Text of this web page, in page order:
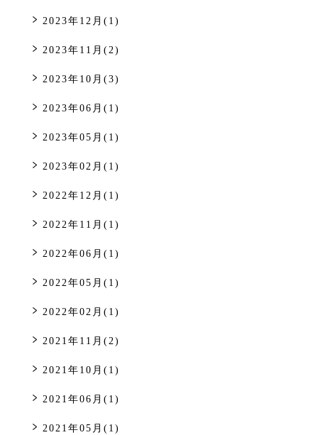
2023年12月(1)
2023年11月(2)
2023年10月(3)
2023年06月(1)
2023年05月(1)
2023年02月(1)
2022年12月(1)
2022年11月(1)
2022年06月(1)
2022年05月(1)
2022年02月(1)
2021年11月(2)
2021年10月(1)
2021年06月(1)
2021年05月(1)